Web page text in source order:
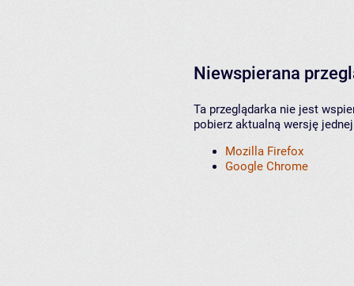
Niewspierana
Ta przeglądarka nie jest
pobierz aktualną wersję
Mozilla Firefox
Google Chrome